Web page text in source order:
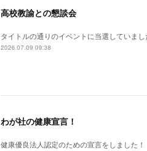
高校教諭との懇談会
タイトルの通りのイベントに当選していまし
2026.07.09 09:38
わが社の健康宣言！
健康優良法人認定のための宣言をしました！